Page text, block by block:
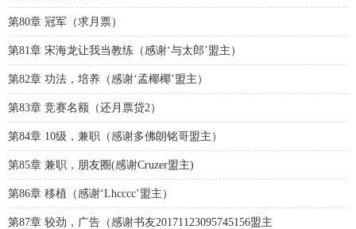
第80章 冠军（求月票）
第81章 宋海龙让我当教练（感谢‘与太郎’盟主）
第82章 功法，培养（感谢‘孟椰椰’盟主）
第83章 竞赛名额（还月票贷2）
第84章 10级，兼职（感谢多佛朗铭哥盟主）
第85章 兼职，朋友圈(感谢Cruzer盟主)
第86章 移植（感谢‘Lhcccc’盟主）
第87章 较劲，广告（感谢书友20171123095745156盟主